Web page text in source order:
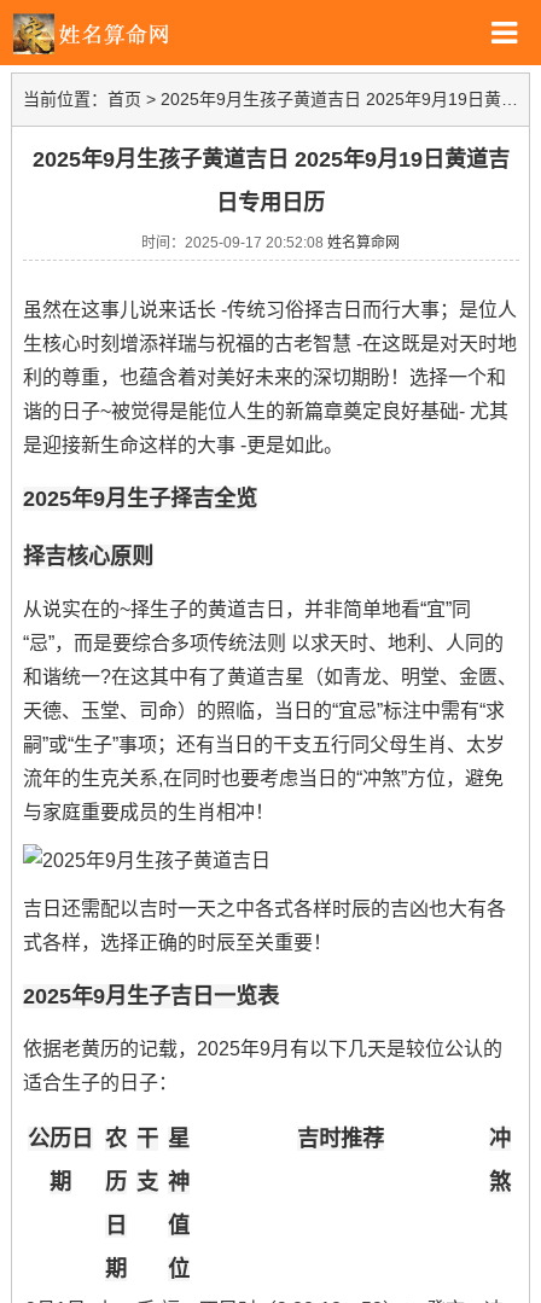
当前位置： 首页 > 2025年9月生孩子黄道吉日 2025年9月19日黄道吉日专用日历
2025年9月生孩子黄道吉日 2025年9月19日黄道吉
日专用日历
时间：2025-09-17 20:52:08 姓名算命网
虽然在这事儿说来话长 -传统习俗择吉日而行大事；是位人
生核心时刻增添祥瑞与祝福的古老智慧 -在这既是对天时地
利的尊重，也蕴含着对美好未来的深切期盼！选择一个和
谐的日子~被觉得是能位人生的新篇章奠定良好基础- 尤其
是迎接新生命这样的大事 -更是如此。
2025年9月生子择吉全览
择吉核心原则
从说实在的~择生子的黄道吉日，并非简单地看“宜”同
“忌”，而是要综合多项传统法则 以求天时、地利、人同的
和谐统一?在这其中有了黄道吉星（如青龙、明堂、金匮、
天德、玉堂、司命）的照临，当日的“宜忌”标注中需有“求
嗣”或“生子”事项；还有当日的干支五行同父母生肖、太岁
流年的生克关系,在同时也要考虑当日的“冲煞”方位，避免
与家庭重要成员的生肖相冲！
吉日还需配以吉时一天之中各式各样时辰的吉凶也大有各
式各样，选择正确的时辰至关重要！
2025年9月生子吉日一览表
依据老黄历的记载，2025年9月有以下几天是较位公认的
适合生子的日子：
公历日
期
农
历
日
期
干
支
星
神
值
位
吉时推荐
冲
煞